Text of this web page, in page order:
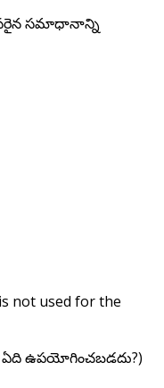
సరైన సమాధానాన్ని
not used for the
ఏది ఉపయోగించబడదు?)